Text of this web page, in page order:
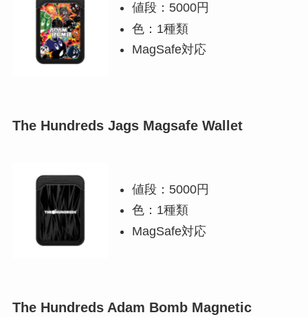
値段：5000円
色：1種類
MagSafe対応
The Hundreds Jags Magsafe Wallet
値段：5000円
色：1種類
MagSafe対応
The Hundreds Adam Bomb Magnetic